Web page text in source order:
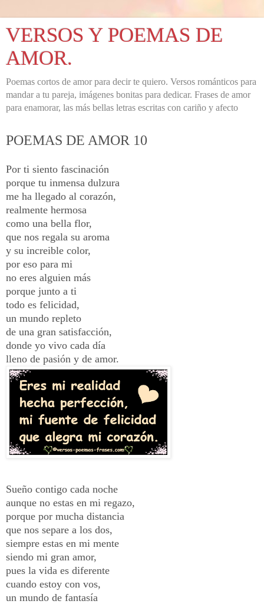
VERSOS Y POEMAS DE
AMOR.
Poemas cortos de amor para decir te quiero. Versos románticos para
mandar a tu pareja, imágenes bonitas para dedicar. Frases de amor
para enamorar, las más bellas letras escritas con cariño y afecto
POEMAS DE AMOR 10
Por ti siento fascinación
porque tu inmensa dulzura
me ha llegado al corazón,
realmente hermosa
como una bella flor,
que nos regala su aroma
y su increible color,
por eso para mi
no eres alguien más
porque junto a ti
todo es felicidad,
un mundo repleto
de una gran satisfacción,
donde yo vivo cada día
lleno de pasión y de amor.
Sueño contigo cada noche
aunque no estas en mi regazo,
porque por mucha distancia
que nos separe a los dos,
siempre estas en mi mente
siendo mi gran amor,
pues la vida es diferente
cuando estoy con vos,
un mundo de fantasía